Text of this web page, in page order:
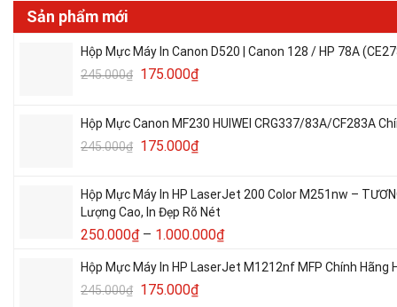
Sản phẩm mới
Hộp Mực Máy In Canon D520 | Canon 128 / HP 78A
245.000₫ 175.000₫
Hộp Mực Canon MF230 HUIWEI CRG337/83A/CF283A
245.000₫ 175.000₫
Hộp Mực Máy In HP LaserJet 200 Color M251nw –
Lượng Cao, In Đẹp Rõ Nét
250.000₫ – 1.000.000₫
Hộp Mực Máy In HP LaserJet M1212nf MFP Chính
245.000₫ 175.000₫